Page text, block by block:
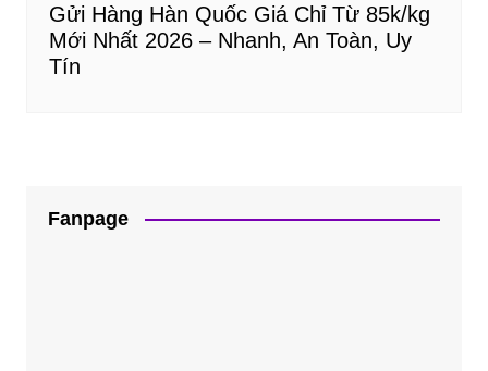
Gửi Hàng Hàn Quốc Giá Chỉ Từ 85k/kg
Mới Nhất 2026 – Nhanh, An Toàn, Uy
Tín
Fanpage